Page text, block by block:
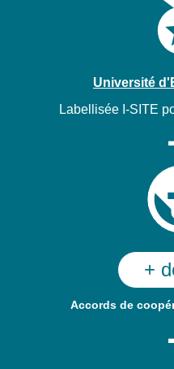
Université
Labellisée I-SITE
+
Accords de